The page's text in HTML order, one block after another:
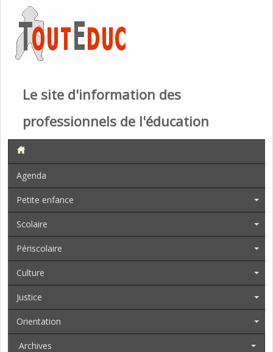
Le site d'information des
professionnels de l'éducation
Agenda
Petite enfance
Scolaire
Périscolaire
Culture
Justice
Orientation
Archives